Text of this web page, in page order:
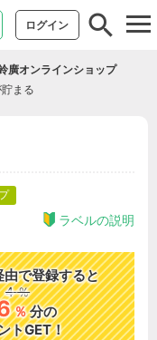
ログイン
廣オンラインショップ
まる
ラベルの説明
で登録すると
4 ％
％分の
トGET！